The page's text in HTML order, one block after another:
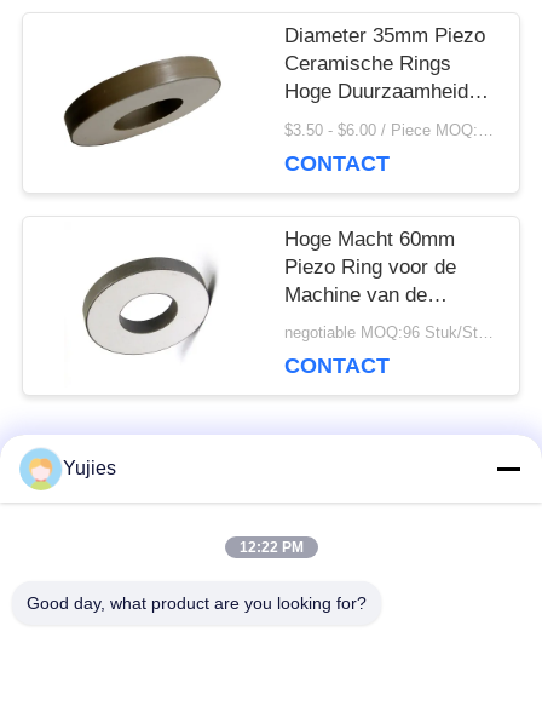
Diameter 35mm Piezo
Ceramische Rings
Hoge Duurzaamheid
voor het Schoonmaken$3.50 - $6.00 / Piece MOQ:100 Stuk/Stukken
CONTACT
Hoge Macht 60mm
Piezo Ring voor de
Machine van de
Ultrasoon
negotiable MOQ:96 Stuk/Stukken
CONTACT
populaire categorieën Alle
Omvormer van PZT
Omvormer
Yujies
12:22 PM
Good day, what product are you looking for?